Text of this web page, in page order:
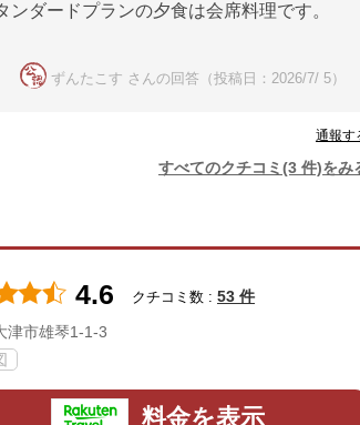
ダードプランの夕食は会席料理です。
ずんたこす さんの回答（投稿日：2026/7/ 5）
通報す
すべてのクチコミ(3 件)をみ
4.6 クチコミ数 : 53 件
津市雄琴1-1-3
料金を表示